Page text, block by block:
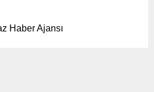
Haber Ajansı